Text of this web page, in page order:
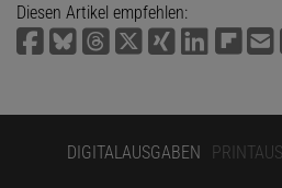
Diesen Artikel empfehlen:
DIGITALAUSGABEN